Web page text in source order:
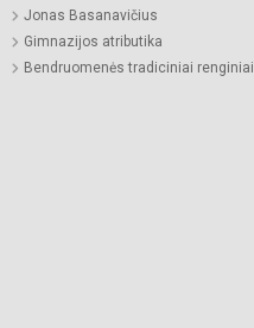
Jonas Basanavičius
Gimnazijos atributika
Bendruomenės tradiciniai renginiai